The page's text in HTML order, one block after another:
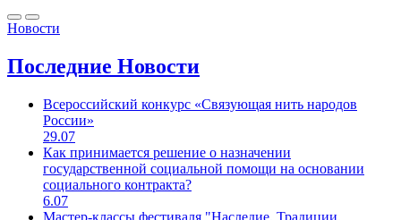
Новости
Последние Новости
Всероссийский конкурс «Связующая нить народов
России»
29.07
Как принимается решение о назначении
государственной социальной помощи на основании
социального контракта?
6.07
Мастер-классы фестиваля "Наследие. Традиции.